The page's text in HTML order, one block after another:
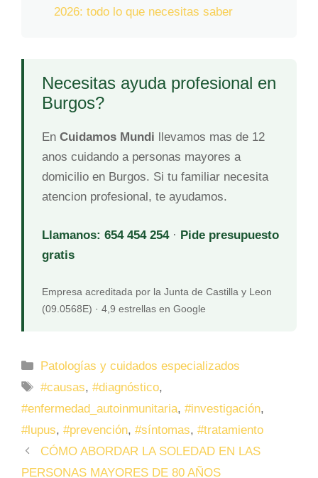
2026: todo lo que necesitas saber
Necesitas ayuda profesional en
Burgos?
En Cuidamos Mundi llevamos mas de 12
anos cuidando a personas mayores a
domicilio en Burgos. Si tu familiar necesita
atencion profesional, te ayudamos.
Llamanos: 654 454 254· Pide presupuesto
gratis
Empresa acreditada por la Junta de Castilla y Leon
(09.0568E) · 4,9 estrellas en Google
Patologías y cuidados especializados
#causas,#diagnóstico,
#enfermedad_autoinmunitaria, #investigación,
#lupus, #prevención, #síntomas, #tratamiento
CÓMO ABORDAR LA SOLEDAD EN LAS
PERSONAS MAYORES DE 80 AÑOS